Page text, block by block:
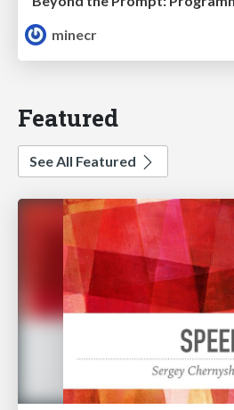
minecr
Featured
See All Featured